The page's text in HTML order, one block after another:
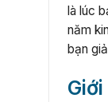
là lúc
năm
bạn